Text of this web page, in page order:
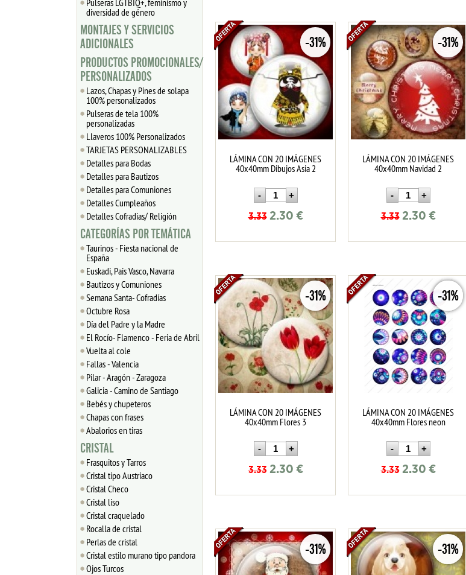
Pulseras LGTBIQ+, feminismo y
diversidad de género
MONTAJES Y SERVICIOS
ADICIONALES
PRODUCTOS PROMOCIONALES/
PERSONALIZADOS
Lazos, Chapas y Pines de solapa
100% personalizados
Pulseras de tela 100%
personalizadas
Llaveros 100% Personalizados
TARJETAS PERSONALIZABLES
Detalles para Bodas
Detalles para Bautizos
Detalles para Comuniones
Detalles Cumpleaños
Detalles Cofradias/ Religión
CATEGORÍAS POR TEMÁTICA
Taurinos - Fiesta nacional de
España
Euskadi, Pais Vasco, Navarra
Bautizos y Comuniones
Semana Santa- Cofradías
Octubre Rosa
Día del Padre y la Madre
El Rocío- Flamenco - Feria de Abril
Vuelta al cole
Fallas - Valencia
Pilar - Aragón - Zaragoza
Galicia - Camino de Santiago
Bebés y chupeteros
Chapas con frases
Abalorios en tiras
CRISTAL
Frasquitos y Tarros
Cristal tipo Austriaco
Cristal Checo
Cristal liso
Cristal craquelado
Rocalla de cristal
Perlas de cristal
Cristal estilo murano tipo pandora
Ojos Turcos
-31%
LÁMINA CON 20 IMÁGENES
40x40mm Dibujos Asia 2
3.33 2.30 €
-31%
LÁMINA CON 20 IMÁGENES
40x40mm Navidad 2
3.33 2.30 €
-31%
LÁMINA CON 20 IMÁGENES
40x40mm Flores 3
3.33 2.30 €
-31%
LÁMINA CON 20 IMÁGENES
40x40mm Flores neon
3.33 2.30 €
-31% -31%